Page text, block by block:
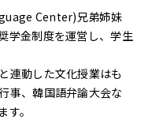
Center)兄弟姉妹
学金制度を運営し、学生
連動した文化授業はも
事、韓国語弁論大会な
。